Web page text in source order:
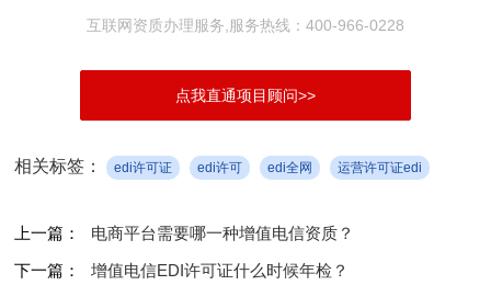
互联网资质办理服务,服务热线：400-966-0228
点我直通项目顾问>>
相关标签： edi许可证 edi许可 edi全网 运营许可证edi
上一篇：
电商平台需要哪一种增值电信资质？
下一篇：
增值电信EDI许可证什么时候年检？